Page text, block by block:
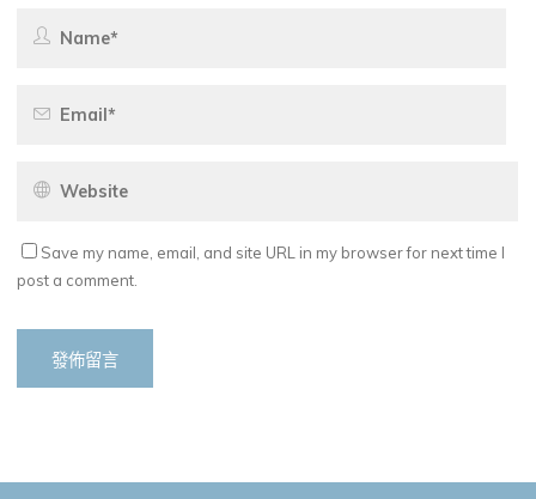
Save my name, email, and site URL in my browser for next time I
post a comment.